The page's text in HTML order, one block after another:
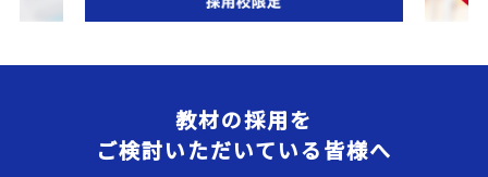
教材の採用を
ご検討いただいている皆様へ